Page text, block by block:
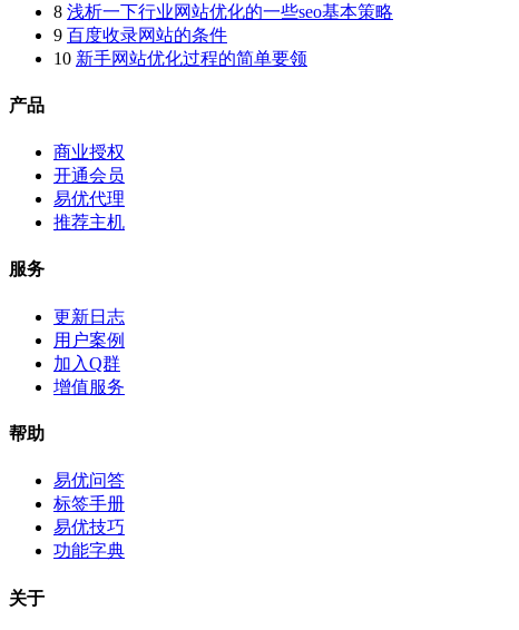
8 浅析一下行业网站优化的一些seo基本策略
9 百度收录网站的条件
10 新手网站优化过程的简单要领
产品
商业授权
开通会员
易优代理
推荐主机
服务
更新日志
用户案例
加入Q群
增值服务
帮助
易优问答
标签手册
易优技巧
功能字典
关于